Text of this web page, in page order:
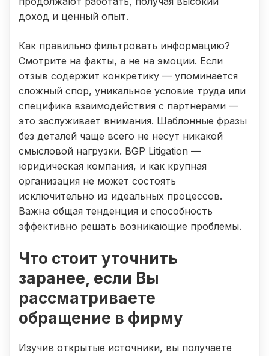
доход и ценный опыт.
Как правильно фильтровать информацию?
Смотрите на факты, а не на эмоции. Если
отзыв содержит конкретику — упоминается
сложный спор, уникальное условие труда или
специфика взаимодействия с партнерами —
это заслуживает внимания. Шаблонные фразы
без деталей чаще всего не несут никакой
смысловой нагрузки. BGP Litigation —
юридическая компания, и как крупная
организация не может состоять
исключительно из идеальных процессов.
Важна общая тенденция и способность
эффективно решать возникающие проблемы.
Что стоит уточнить
заранее, если Вы
рассматриваете
обращение в фирму
Изучив открытые источники, вы получаете